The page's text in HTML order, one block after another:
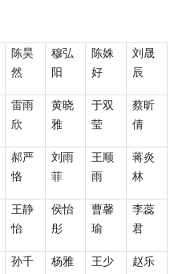
陈昊
然
穆弘
阳
陈姝
好
刘晟
辰
雷雨
欣
黄晓
雅
于双
莹
蔡昕
倩
郝严
恪
刘雨
菲
王顺
雨
蒋炎
林
王静
怡
侯怡
彤
曹馨
瑜
李蕊
君
孙千
杨雅
王少
赵乐